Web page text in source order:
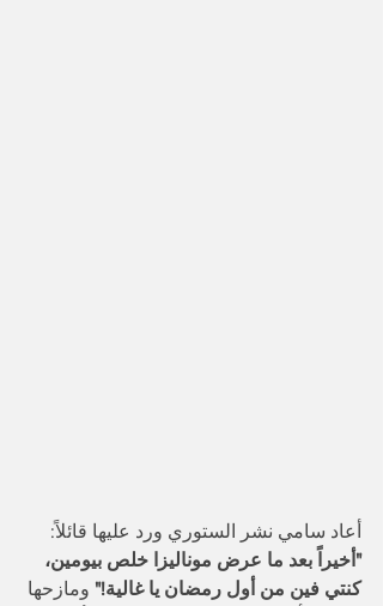
أعاد سامي نشر الستوري ورد عليها قائلاً:
"أخيراً بعد ما عرض موناليزا خلص بيومين،
كنتي فين من أول رمضان يا غالية!" ومازحها